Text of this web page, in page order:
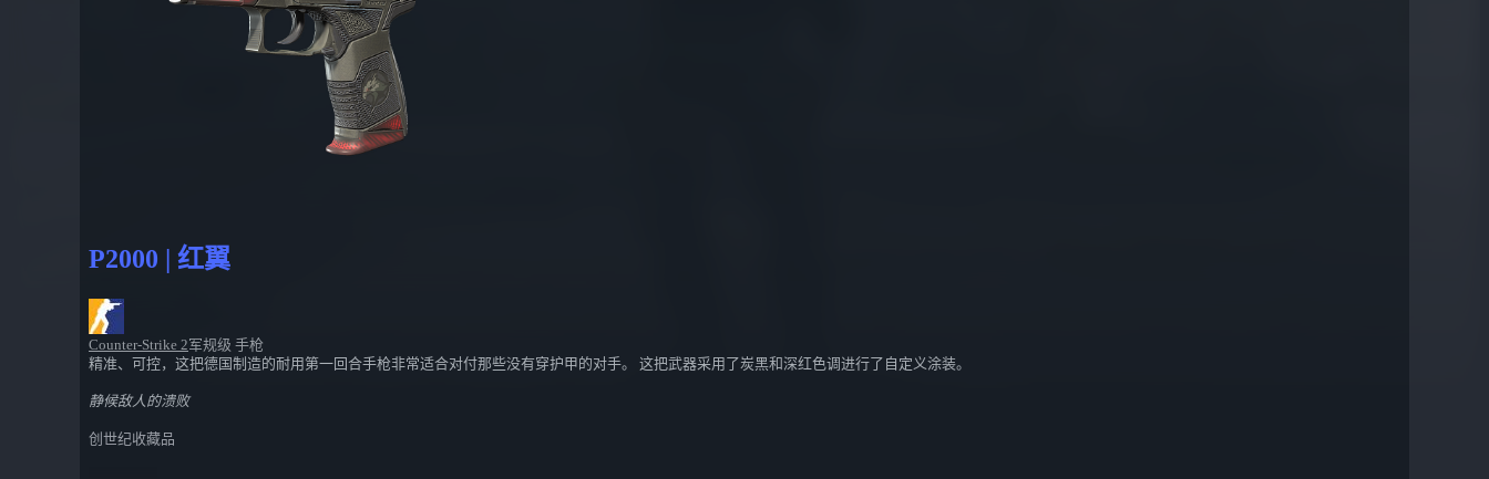
P2000 | 红翼
Counter-Strike 2军规级 手枪
精准、可控，这把德国制造的耐用第一回合手枪非常适合对付那些没有穿护甲的对手。 这把武器采用了炭黑和深红色调进行了自定义涂装。
静候敌人的溃败
创世纪收藏品